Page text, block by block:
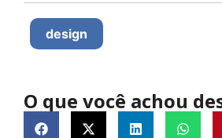
design
O que você achou